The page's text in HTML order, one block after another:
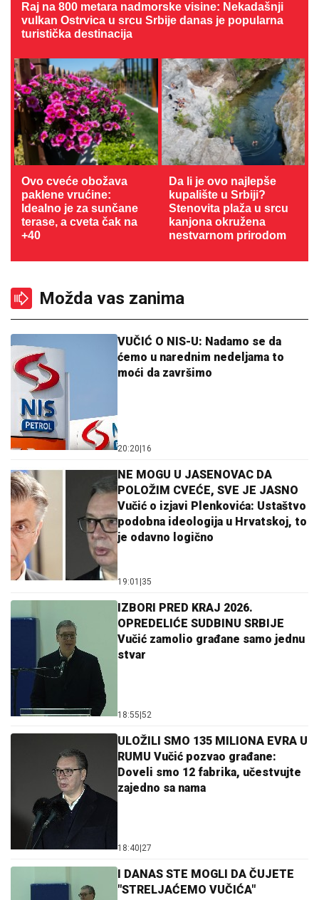
Raj na 800 metara nadmorske visine: Nekadašnji
vulkan Ostrvica u srcu Srbije danas je popularna
turistička destinacija
Ovo cveće obožava
paklene vrućine:
Idealno je za sunčane
terase, a cveta čak na
+40
Da li je ovo najlepše
kupalište u Srbiji?
Stenovita plaža u srcu
kanjona okružena
nestvarnom prirodom
Možda vas zanima
VUČIĆ O NIS-U: Nadamo se da
ćemo u narednim nedeljama to
moći da završimo
20:20 16
NE MOGU U JASENOVAC DA
POLOŽIM CVEĆE, SVE JE JASNO
Vučić o izjavi Plenkovića: Ustaštvo
podobna ideologija u Hrvatskoj, to
je odavno logično
19:01 35
IZBORI PRED KRAJ 2026.
OPREDELIĆE SUDBINU SRBIJE
Vučić zamolio građane samo jednu
stvar
18:55 52
ULOŽILI SMO 135 MILIONA EVRA U
RUMU Vučić pozvao građane:
Doveli smo 12 fabrika, učestvujte
zajedno sa nama
18:40 27
I DANAS STE MOGLI DA ČUJETE
"STRELJAĆEMO VUČIĆA"